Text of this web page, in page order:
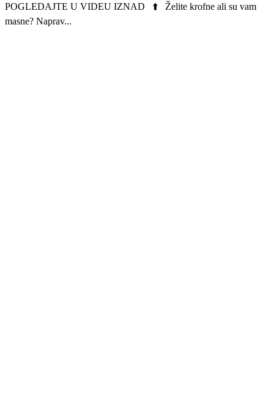
POGLEDAJTE U VIDEU IZNAD ⬆️ Želite krofne ali su vam
masne? Naprav...